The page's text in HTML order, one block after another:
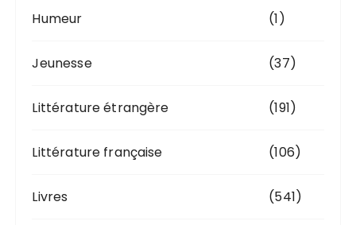
Humeur (1)
Jeunesse (37)
Littérature étrangère (191)
Littérature française (106)
Livres (541)